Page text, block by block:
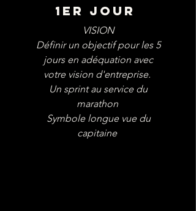
1ER JOUR
VISION
Définir un objectif pour les 5
jours en adéquation avec
votre vision d'entreprise.
Un sprint au service du
marathon
Symbole longue vue du
capitaine